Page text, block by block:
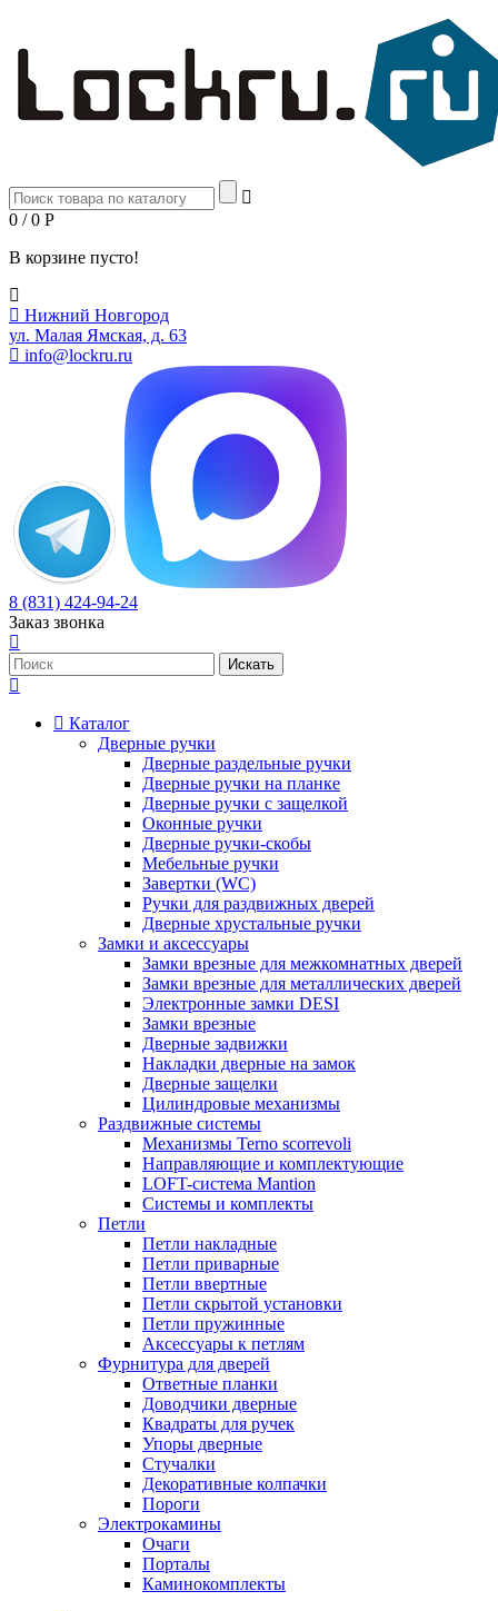
0 / 0 Р
В корзине пусто!
Нижний Новгород
ул. Малая Ямская, д. 63
info@lockru.ru
8 (831) 424-94-24
Заказ звонка
Каталог
Дверные ручки
Дверные раздельные ручки
Дверные ручки на планке
Дверные ручки с защелкой
Оконные ручки
Дверные ручки-скобы
Мебельные ручки
Завертки (WC)
Ручки для раздвижных дверей
Дверные хрустальные ручки
Замки и аксессуары
Замки врезные для межкомнатных дверей
Замки врезные для металлических дверей
Электронные замки DESI
Замки врезные
Дверные задвижки
Накладки дверные на замок
Дверные защелки
Цилиндровые механизмы
Раздвижные системы
Механизмы Terno scorrevoli
Направляющие и комплектующие
LOFT-cистема Mantion
Системы и комплекты
Петли
Петли накладные
Петли приварные
Петли ввертные
Петли скрытой установки
Петли пружинные
Аксессуары к петлям
Фурнитура для дверей
Ответные планки
Доводчики дверные
Квадраты для ручек
Упоры дверные
Стучалки
Декоративные колпачки
Пороги
Электрокамины
Очаги
Порталы
Каминокомплекты